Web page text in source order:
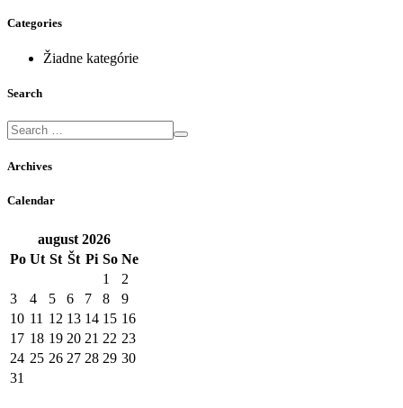
Categories
Žiadne kategórie
Search
Archives
Calendar
august 2026
Po Ut St Št Pi So Ne
1
2
3
4 5 6 7 8
9
10 11 12 13 14 15 16
17 18 19 20 21 22 23
24 25 26 27 28 29 30
31